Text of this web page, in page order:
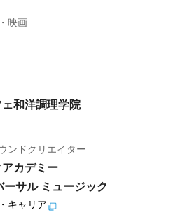
映画
和洋調理学院
ンドクリエイター
カデミー
サル ミュージック
キャリア